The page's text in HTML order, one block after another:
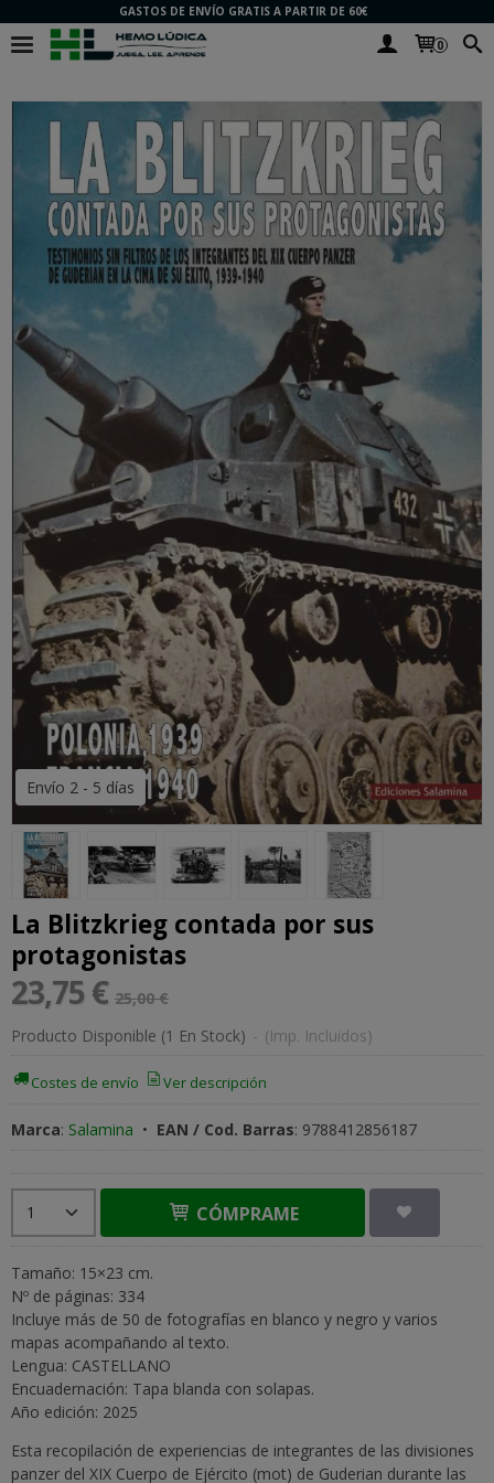
GASTOS DE ENVÍO GRATIS A PARTIR DE 60€
0
Envío 2 - 5 días
La Blitzkrieg contada por sus
protagonistas
23,75 € 25,00 €
Producto Disponible (1 En Stock) - (Imp. Incluidos)
Costes de envío Ver descripción
Marca: Salamina • EAN / Cod. Barras: 9788412856187
CÓMPRAME
Tamaño: 15×23 cm.
Nº de páginas: 334
Incluye más de 50 de fotografías en blanco y negro y varios
mapas acompañando al texto.
Lengua: CASTELLANO
Encuadernación: Tapa blanda con solapas.
Año edición: 2025
Esta recopilación de experiencias de integrantes de las divisiones
panzer del XIX Cuerpo de Ejército (mot) de Guderian durante las